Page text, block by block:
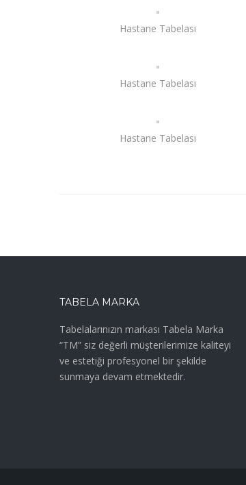
Hastane Tabelası
Hastane Tabelası
Hastane Tabelası
TABELA MARKA
Tabelalarınızın markası Tabela Marka
“TM” siz değerli müşterilerimize kaliteyi
ve estetiği profesyonel bir şekilde
sunmaya devam etmektedir.